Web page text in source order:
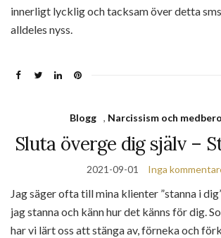
innerligt lycklig och tacksam över detta
alldeles nyss.
Blogg , Narcissism och
Sluta överge dig själv –
2021-09-01 Inga
Jag säger ofta till mina klienter ”stanna i
jag stanna och känn hur det känns för dig.
har vi lärt oss att stänga av, förneka och